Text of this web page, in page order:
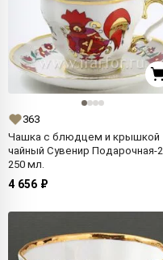
363
Чашка с блюдцем и крышкой
чайный Сувенир Подарочная-2
250 мл.
4 656 ₽